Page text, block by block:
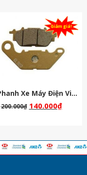
Giảm giá!
Má Phanh Xe Máy Điện Vinfast
200.000₫ 140.000₫